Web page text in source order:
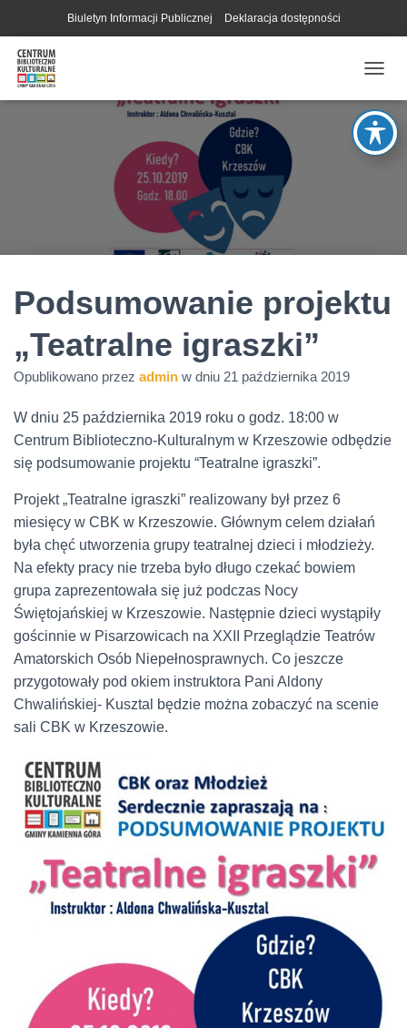
Biuletyn Informacji Publicznej Deklaracja dostępności
R
Z
E
Ł
W
A
Podsumowanie projektu
„Teatralne igraszki”
Opublikowano przez admin w dniu 21 października 2019
W dniu 25 października 2019 roku o godz. 18:00 w
Centrum Biblioteczno-Kulturalnym w Krzeszowie odbędzie
się podsumowanie projektu “Teatralne igraszki”.
Projekt „Teatralne igraszki” realizowany był przez 6
miesięcy w CBK w Krzeszowie. Głównym celem działań
była chęć utworzenia grupy teatralnej dzieci i młodzieży.
Na efekty pracy nie trzeba było długo czekać bowiem
grupa zaprezentowała się już podczas Nocy
Świętojańskiej w Krzeszowie. Następnie dzieci wystąpiły
gościnnie w Pisarzowicach na XXII Przeglądzie Teatrów
Amatorskich Osób Niepełnosprawnych. Co jeszcze
przygotowały pod okiem instruktora Pani Aldony
Chwalińskiej- Kusztal będzie można zobaczyć na scenie
sali CBK w Krzeszowie.